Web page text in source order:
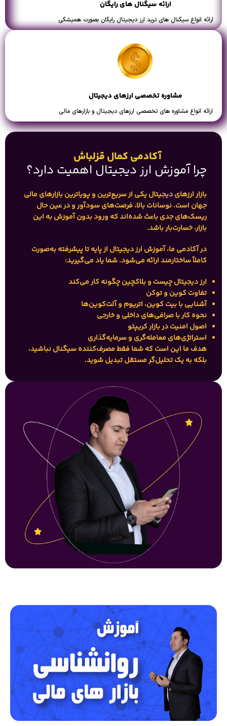
ارائه سیگنال های رایگان
ارائه انواع سیگنال های ترید ارز دیجیتال رایگان بصورت همیشگی
مشاوره تخصصی ارزهای دیجیتال
ارائه انواع مشاوره های تخصصی ارزهای دیجیتال و بازارهای مالی
آکادمی کمال قزلباش
چرا آموزش ارز دیجیتال اهمیت دارد؟
بازار ارزهای دیجیتال یکی از سریع‌ترین و پویاترین بازارهای مالی
جهان است. نوسانات بالا، فرصت‌های سودآور و در عین حال
ریسک‌های جدی باعث شده‌اند که ورود بدون آموزش به این
بازار، خسارت‌بار باشد.
در آکادمی ما،آموزش ارز دیجیتال از پایه تا پیشرفتهبه‌صورت
کاملاً ساختارمند ارائه می‌شود. شما یاد می‌گیرید:
ارز دیجیتال چیست و بلاکچین چگونه کار می‌کند
تفاوت کوین و توکن
آشنایی با بیت کوین، اتریوم و آلت‌کوین‌ها
نحوه کار با صرافی‌های داخلی و خارجی
اصول امنیت در بازار کریپتو
استراتژی‌های معامله‌گری و سرمایه‌گذاری
هدف ما این است که شما فقط مصرف‌کننده سیگنال نباشید،
بلکه به یکتحلیل‌گر مستقلتبدیل شوید.